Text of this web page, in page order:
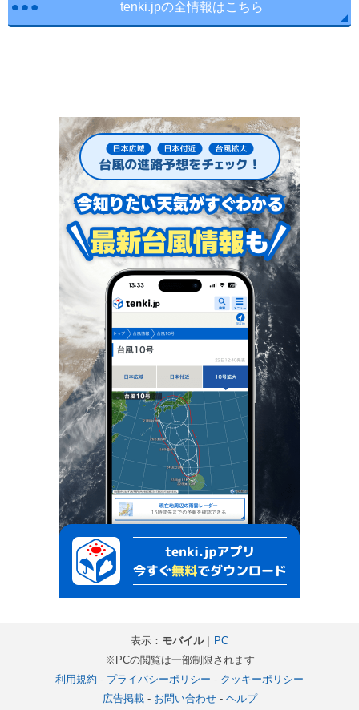
tenki.jpの全情報はこちら
表示： モバイル｜
PC
※PCの閲覧は一部制限されます
利用規約 - プライバシーポリシー - クッキーポリシー
広告掲載- お問い合わせ- ヘルプ